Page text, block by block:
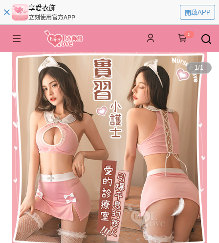
享愛衣飾
立刻使用官方APP
開啟APP
0
1/1